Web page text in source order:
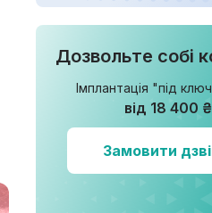
Дозвольте собі
Імплантація "під
від 18 400
Замовити